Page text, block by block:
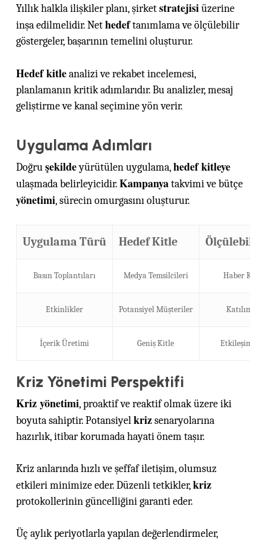
Yıllık halkla ilişkiler planı, şirketstratejisiüzerine
inşa edilmelidir. Nethedeftanımlama ve ölçülebilir
göstergeler, başarının temelini oluşturur.
Hedef kitleanalizi ve rekabet incelemesi,
planlamanın kritik adımlarıdır. Bu analizler, mesaj
geliştirme ve kanal seçimine yön verir.
Uygulama Adımları
Doğruşekildeyürütülen uygulama,hedef kitleye
ulaşmada belirleyicidir.Kampanyatakvimi ve bütçe
yönetimi, sürecin omurgasını oluşturur.
Uygulama Türü Hedef Kitle Ölçülebilir
Basın Toplantıları Medya Temsilcileri Haber
Etkinlikler Potansiyel Müşteriler Katılım
İçerik Üretimi Geniş Kitle Etkileşim
Kriz Yönetimi Perspektifi
Kriz yönetimi, proaktif ve reaktif olmak üzere iki
boyuta sahiptir. Potansiyelkrizsenaryolarına
hazırlık, itibar korumada hayati önem taşır.
Kriz anlarında hızlı ve şeffaf iletişim, olumsuz
etkileri minimize eder. Düzenli tetkikler,kriz
protokollerinin güncelliğini garanti eder.
Üç aylık periyotlarla yapılan değerlendirmeler,